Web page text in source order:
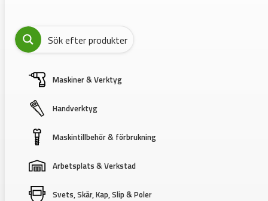
Maskiner & Verktyg
Handverktyg
Maskintillbehör & förbrukning
Arbetsplats & Verkstad
Svets, Skär, Kap, Slip & Poler